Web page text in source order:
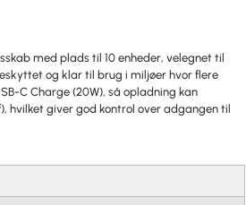
med plads til 10 enheder, velegnet til
og klar til brug i miljøer hvor flere
C Charge (20W), så opladning kan
hvilket giver god kontrol over adgangen til